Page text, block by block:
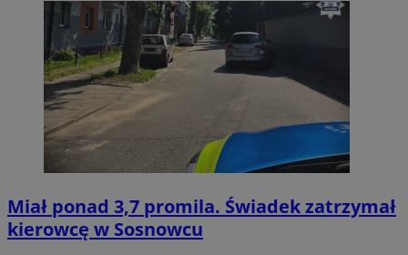
Miał ponad 3,7 promila. Świadek zatrzymał
kierowcę w Sosnowcu